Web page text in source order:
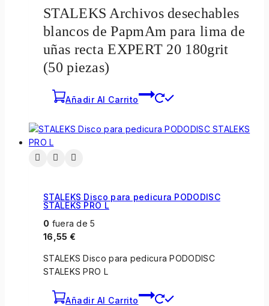
STALEKS Archivos desechables
blancos de PapmAm para lima de
uñas recta EXPERT 20 180grit
(50 piezas)
Añadir Al Carrito
STALEKS Disco para pedicura PODODISC
STALEKS PRO L
0 fuera de 5
16,55 €
STALEKS Disco para pedicura PODODISC
STALEKS PRO L
Añadir Al Carrito